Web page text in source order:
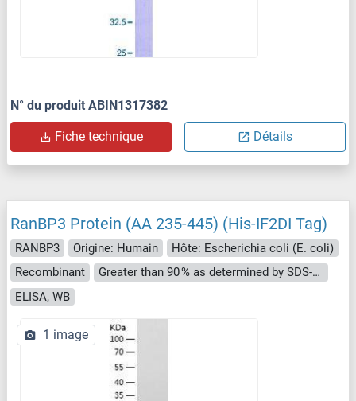
N° du produit ABIN1317382
Fiche technique Détails
RanBP3 Protein (AA 235-445) (His-IF2DI Tag)
RANBP3 Origine: Humain
Hôte: Escherichia coli (E. coli)
Recombinant
Greater than 90 % as determined by SDS-PAGE.
ELISA, WB
1 image